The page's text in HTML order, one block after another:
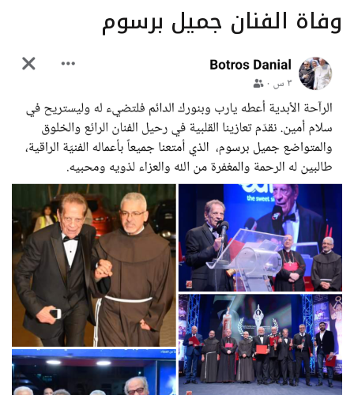
وفاة الفنان جميل برسوم